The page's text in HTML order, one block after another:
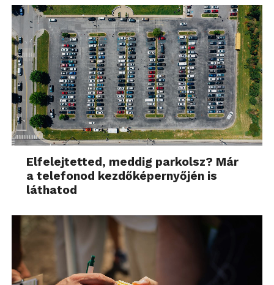
Elfelejtetted, meddig parkolsz? Már
a telefonod kezdőképernyőjén is
láthatod